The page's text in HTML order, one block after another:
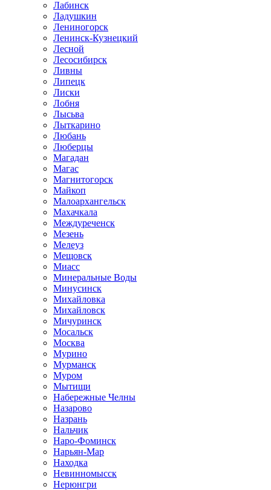
Лабинск
Ладушкин
Лениногорск
Ленинск-Кузнецкий
Лесной
Лесосибирск
Ливны
Липецк
Лиски
Лобня
Лысьва
Лыткарино
Любань
Люберцы
Магадан
Магас
Магнитогорск
Майкоп
Малоархангельск
Махачкала
Междуреченск
Мезень
Мелеуз
Мещовск
Миасс
Минеральные Воды
Минусинск
Михайловка
Михайловск
Мичуринск
Мосальск
Москва
Мурино
Мурманск
Муром
Мытищи
Набережные Челны
Назарово
Назрань
Нальчик
Наро-Фоминск
Нарьян-Мар
Находка
Невинномысск
Нерюнгри